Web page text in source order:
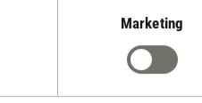
Marketing
Ursachen und Auswirkungen